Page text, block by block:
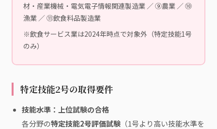
材・産業機械・電気電子情報関連製造業 ／ ⑨農業 ／ ⑩
漁業 ／ ⑪飲食料品製造業
※飲食サービス業は2024年時点で対象外（特定技能1号
のみ）
特定技能2号の取得要件
技能水準：上位試験の合格
各分野の特定技能2号評価試験 （1号より高い技能水準を